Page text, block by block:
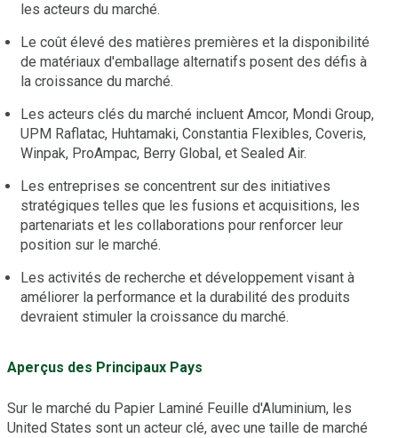
les acteurs du marché.
Le coût élevé des matières premières et la disponibilité
de matériaux d'emballage alternatifs posent des défis à
la croissance du marché.
Les acteurs clés du marché incluent Amcor, Mondi Group,
UPM Raflatac, Huhtamaki, Constantia Flexibles, Coveris,
Winpak, ProAmpac, Berry Global, et Sealed Air.
Les entreprises se concentrent sur des initiatives
stratégiques telles que les fusions et acquisitions, les
partenariats et les collaborations pour renforcer leur
position sur le marché.
Les activités de recherche et développement visant à
améliorer la performance et la durabilité des produits
devraient stimuler la croissance du marché.
Aperçus des Principaux Pays
Sur le marché du Papier Laminé Feuille d'Aluminium, les
United States sont un acteur clé, avec une taille de marché